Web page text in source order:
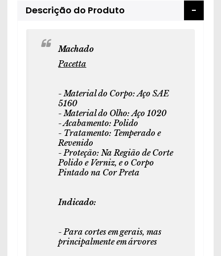
Descrição do Produto
Machado
Pacetta
- Material do Corpo: Aço SAE
5160
- Material do Olho: Aço 1020
- Acabamento: Polido
- Tratamento: Temperado e
Revenido
- Proteção: Na Região de Corte
Polido e Verniz, e o Corpo
Pintado na Cor Preta
Indicado:
- Para cortes em gerais, mas
principalmente em árvores